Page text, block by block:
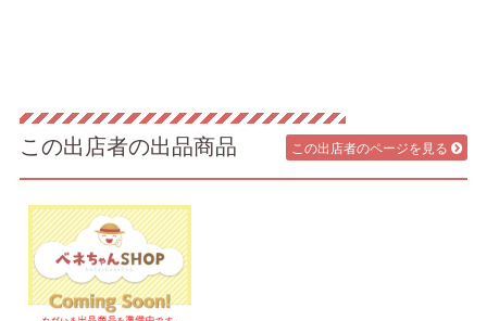
この出店者の出品商品 この出店者のページを見る